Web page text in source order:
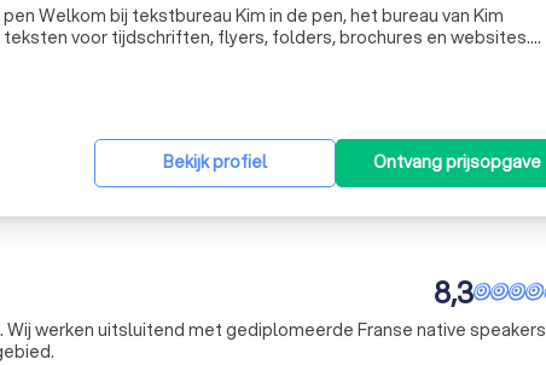
Welkom bij tekstbureau Kim in de pen, het bureau van Kim
voor tijdschriften, flyers, folders, brochures en websites.
Bekijk profiel Ontvang prijsopgave
8,3
Wij werken uitsluitend met gediplomeerde Franse native speakers